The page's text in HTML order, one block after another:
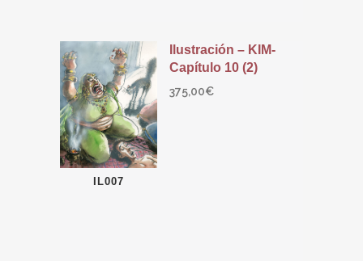
IL007
Ilustración – KIM-
Capítulo 10 (2)
375,00€